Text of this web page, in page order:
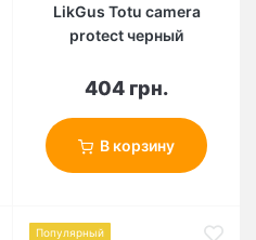
LikGus Totu camera
protect черный
404 грн.
В корзину
Популярный